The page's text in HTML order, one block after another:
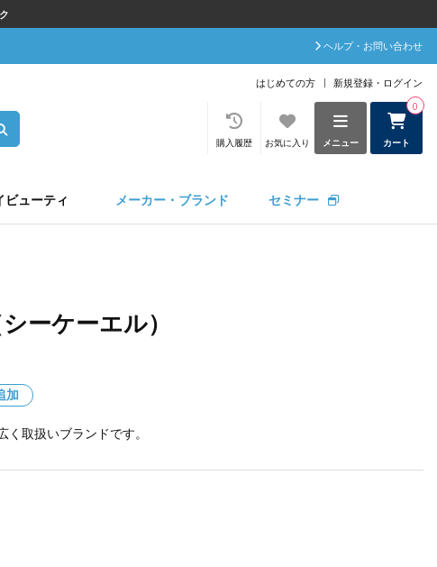
ヘルプ・お問い合わせ
はじめての方 新規登録・ログイン
カート
0
メニュー
お気に入り
購入履歴
ビューティ メーカー・ブランド セミナー
ーケーエル）
加
取扱いブランドです。